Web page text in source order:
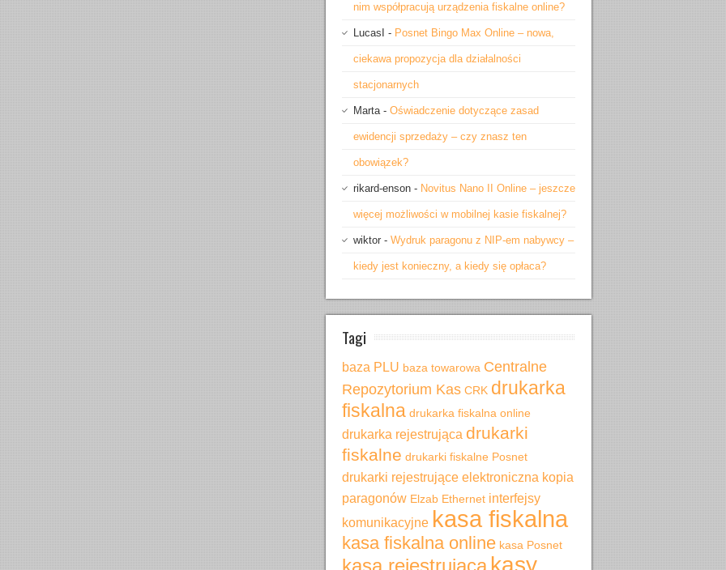
nim współpracują urządzenia fiskalne online?
LucasI - Posnet Bingo Max Online – nowa,
ciekawa propozycja dla działalności
stacjonarnych
Marta- Oświadczenie dotyczące zasad
ewidencji sprzedaży – czy znasz ten
obowiązek?
rikard-enson - Novitus Nano II Online – jeszcze
więcej możliwości w mobilnej kasie fiskalnej?
wiktor - Wydruk paragonu z NIP-em nabywcy –
kiedy jest konieczny, a kiedy się opłaca?
Tagi
baza PLU baza towarowa Centralne
Repozytorium Kas CRK drukarka
fiskalna drukarka fiskalna online
drukarka rejestrująca drukarki
fiskalne drukarki fiskalne Posnet
drukarki rejestrujące elektroniczna kopia
paragonów Elzab Ethernet interfejsy
komunikacyjne kasa fiskalna
kasa fiskalna online kasa Posnet
kasa rejestrująca kasy